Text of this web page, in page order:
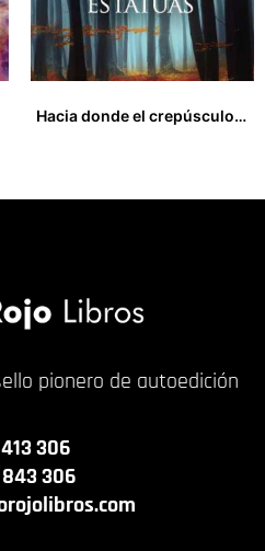
Hacia donde el crepúsculo corre borrando estatuas
pionero de autoedición
306
306